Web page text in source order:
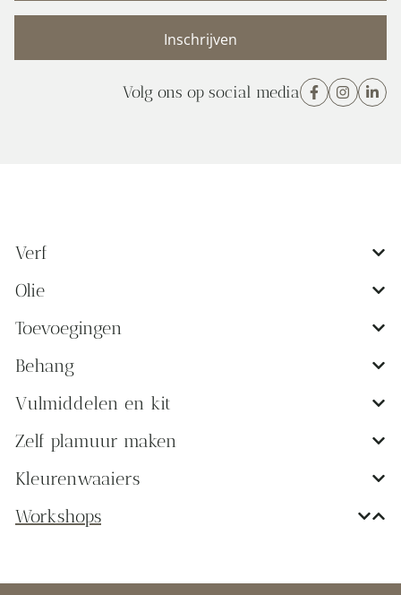
Volg ons op social media
Verf
Olie
Toevoegingen
Behang
Vulmiddelen en kit
Zelf plamuur maken
Kleurenwaaiers
Workshops